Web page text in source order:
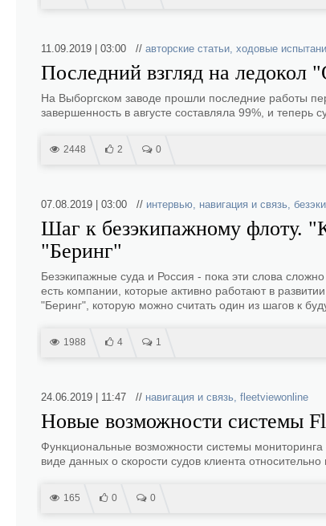
11.09.2019 | 03:00 // авторские статьи, ходовые
Последний взгляд на ледокол
На Выборгском заводе прошли последние работы
завершенность в августе составляла 99%, и теперь
2448 2 0
07.08.2019 | 03:00 // интервью, навигация и связь,
Шаг к безэкипажному флоту.
"Беринг"
Безэкипажные суда и Россия - пока эти слова
есть компании, которые активно работают в
"Беринг", которую можно считать один из шагов к
1988 4 1
24.06.2019 | 11:47 // навигация и связь, fleetviewonline
Новые возможности системы
Функциональные возможности системы
виде данных о скорости судов клиента
165 0 0